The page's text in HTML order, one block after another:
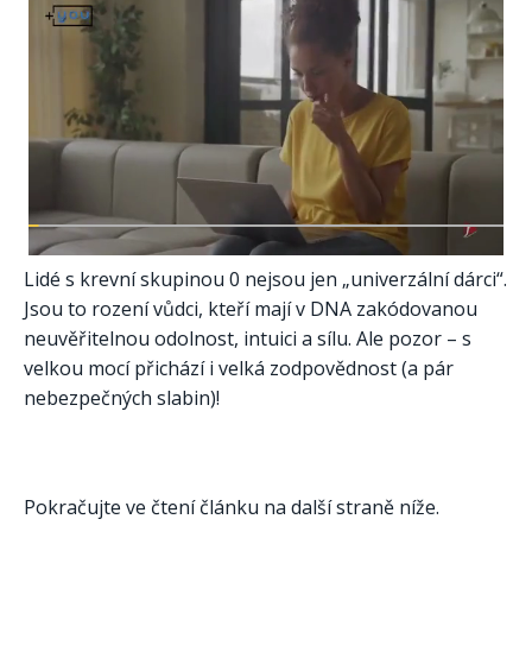
Lidé s krevní skupinou 0 nejsou jen „univerzální dárci“.
Jsou to rození vůdci, kteří mají v DNA zakódovanou
neuvěřitelnou odolnost, intuici a sílu. Ale pozor – s
velkou mocí přichází i velká zodpovědnost (a pár
nebezpečných slabin)!
Pokračujte ve čtení článku na další straně níže.